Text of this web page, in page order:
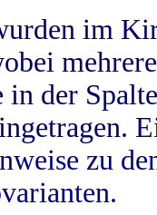
im
der
zu